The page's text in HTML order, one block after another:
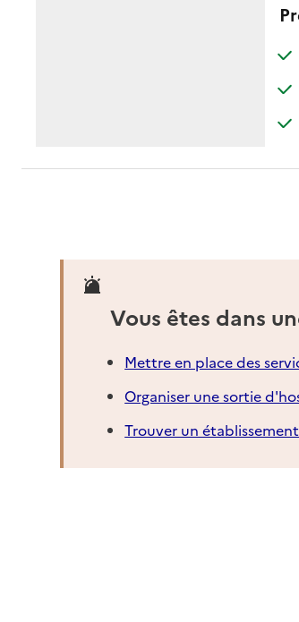
Vous êtes dans
Mettre en place des
Organiser une sortie
Trouver un